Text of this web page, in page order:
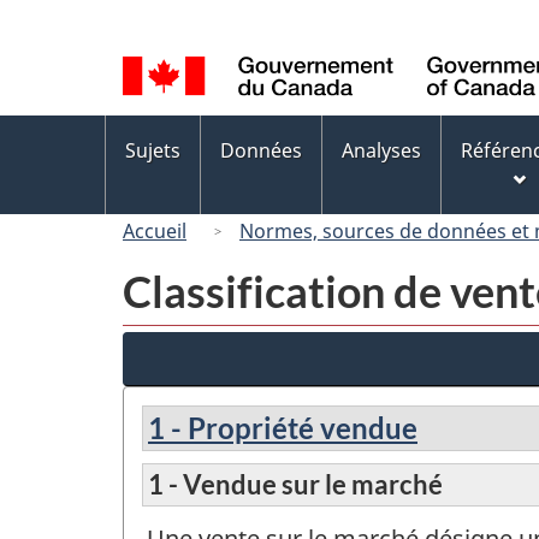
de
la
langue
des
Sujets Données Analyses
Accueil Normes, sources de données et
Classification de
1 - Propriété vendue
1 - Vendue sur le marché